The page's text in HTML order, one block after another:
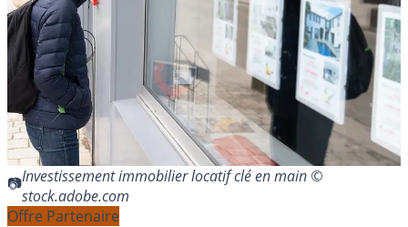
Investissement immobilier locatif clé en main ©
stock.adobe.com
Offre Partenaire